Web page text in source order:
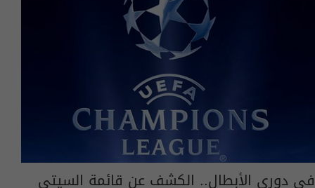
في دوري الأبطال.. الكشف عن قائمة السيتي